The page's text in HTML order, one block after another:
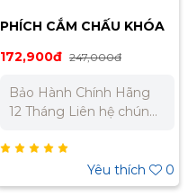
PHÍCH CẮM CHẤU KHÓA
LOCKING MEIKOSHA
172,900đ 247,000đ
Bảo Hành Chính Hãng
12 Tháng Liên hệ chúng
nhất cho dự án. Miền
Bắc : 0989 310 979 –
0973 106 269 Miền Nam:
Yêu thích 0